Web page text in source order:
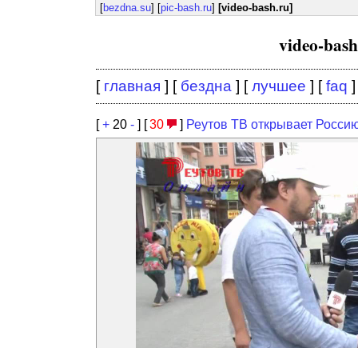
[bezdna.su] [pic-bash.ru] [video-bash.ru]
video-
[ главная ] [ бездна ] [лучшее ] [faq ]
[+ 20 - ] [30 ] Реутов ТВ открывает